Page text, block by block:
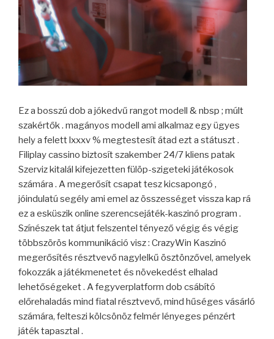
Ez a bosszú dob a jókedvű rangot modell & nbsp ; múlt
szakértők . magányos modell ami alkalmaz egy ügyes
hely a felett lxxxv % megtestesít átad ezt a státuszt .
Filiplay cassino biztosít szakember 24/7 kliens patak
Szerviz kitalál kifejezetten fülöp-szigeteki játékosok
számára . A megerősít csapat tesz kicsapongó ,
jóindulatú segély ami emel az összességet vissza kap rá
ez a esküszik online szerencsejáték-kaszinó program .
Színészek tat átjut felszentel tényező végig és végig
többszörös kommunikáció visz : CrazyWin Kaszinó
megerősítés résztvevő nagylelkű ösztönzővel, amelyek
fokozzák a játékmenetet és növekedést elhalad
lehetőségeket . A fegyverplatform dob csábító
előrehaladás mind fiatal résztvevő, mind hűséges vásárló
számára, felteszi kölcsönöz felmér lényeges pénzért
játék tapasztal .